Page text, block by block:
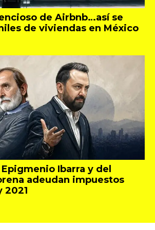
de Airbnb…así se
de viviendas en México
Ibarra y del
adeudan impuestos
2021